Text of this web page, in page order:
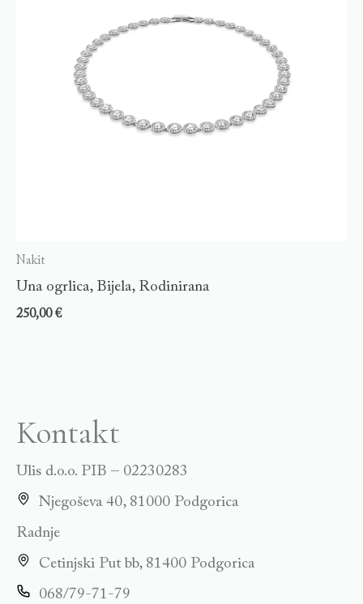
Nakit
Una ogrlica, Bijela, Rodinirana
250,00€
Kontakt
Ulis d.o.o. PIB – 02230283
Njegoševa 40, 81000 Podgorica
Radnje
Cetinjski Put bb, 81400 Podgorica
068/79-71-79